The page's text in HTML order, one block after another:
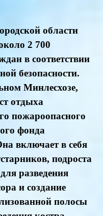
области
2 700
в соответствии
безопасности.
Минлесхозе,
отдыха
пожароопасного
фонда
включает в себя
подроста
разведения
и создание
полосы